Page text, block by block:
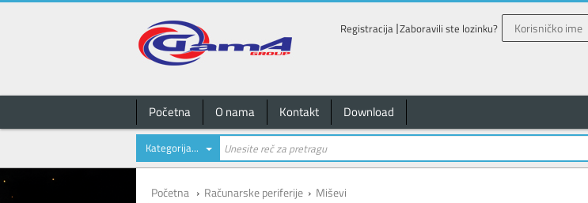
Registracija Zaboravili ste lozinku?
Početna O nama Kontakt Download
Kategorija...
Početna › Računarske periferije › Miševi